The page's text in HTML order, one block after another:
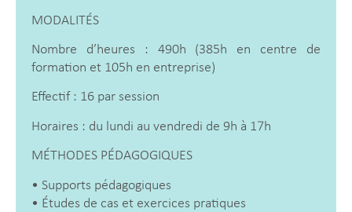
MODALITÉS
Nombre d’heures : 490h (385h en centre de
formation et 105h en entreprise)
Effectif : 16 par session
Horaires : du lundi au vendredi de 9h à 17h
MÉTHODES PÉDAGOGIQUES
• Supports pédagogiques
• Études de cas et exercices pratiques